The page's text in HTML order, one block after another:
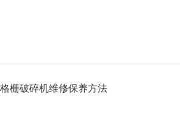
栅破碎机维修保养方法